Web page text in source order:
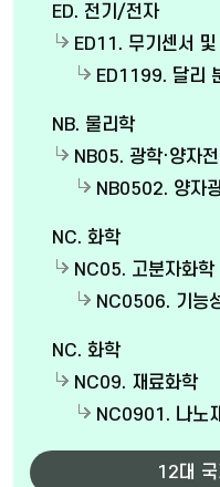
ED. 전기/전자
ED11. 무기센서 및
ED1199. 달리
NB. 물리학
NB05. 광학·양자
NB0502. 양자
NC. 화학
NC05. 고분자화학
NC0506. 기능
NC. 화학
NC09. 재료화학
NC0901. 나노
12대